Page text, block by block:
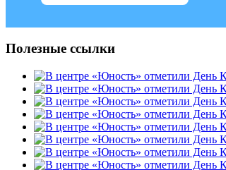
Полезные ссылки